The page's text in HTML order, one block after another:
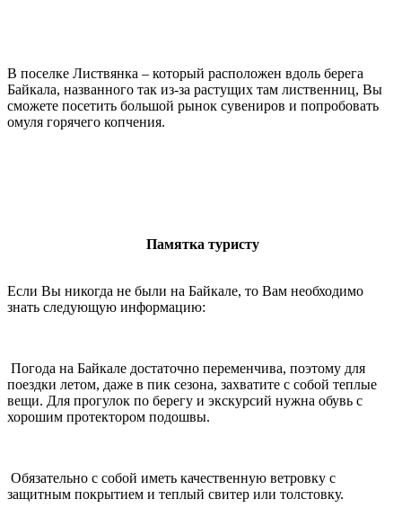
В поселке Листвянка – который расположен вдоль берега
Байкала, названного так из-за растущих там лиственниц, Вы
сможете посетить большой рынок сувениров и попробовать
омуля горячего копчения.
Памятка туристу
Если Вы никогда не были на Байкале, то Вам необходимо
знать следующую информацию:
Погода на Байкале достаточно переменчива, поэтому для
поездки летом, даже в пик сезона, захватите с собой теплые
вещи. Для прогулок по берегу и экскурсий нужна обувь с
хорошим протектором подошвы.
Обязательно с собой иметь качественную ветровку с
защитным покрытием и теплый свитер или толстовку.